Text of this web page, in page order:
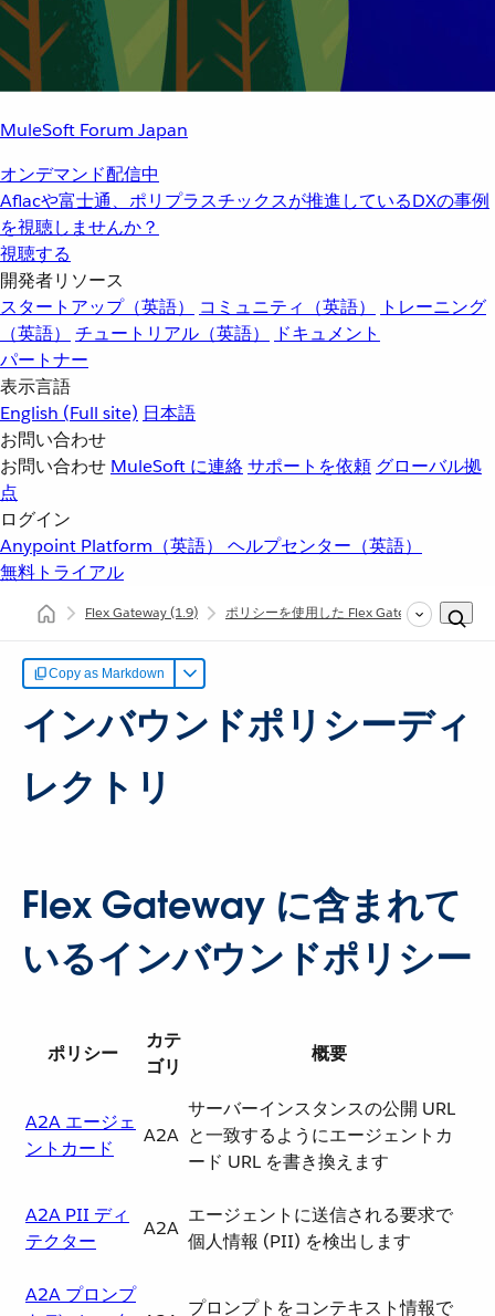
MuleSoft Forum Japan
オンデマンド配信中
Aflacや富士通、ポリプラスチックスが推進しているDXの事例
を視聴しませんか？
視聴する
開発者リソース
スタートアップ（英語）
コミュニティ（英語）
トレーニング
（英語）
チュートリアル（英語）
ドキュメント
パートナー
表示言語
English (Full site) 日本語
お問い合わせ
お問い合わせ MuleSoft に連絡サポートを依頼 グローバル拠
点
ログイン
Anypoint Platform（英語） ヘルプセンター（英語）
無料トライアル
Flex Gateway(1.9) ポリシーを使用した Flex Gateway API の保
Copy as Markdown
インバウンドポリシーディ
レクトリ
Flex Gateway に含まれて
いるインバウンドポリシー
ポリシー
カテ
ゴリ
概要
A2A エージェ
ントカード
A2A
サーバーインスタンスの公開 URL
と一致するようにエージェントカ
ード URL を書き換えます
A2A PII ディ
テクター
A2A
エージェントに送信される要求で
個人情報 (PII) を検出します
A2A プロンプ
プロンプトをコンテキスト情報で